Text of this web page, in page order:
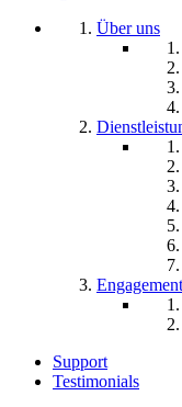
Über uns
Engagement
Support
Testimonials